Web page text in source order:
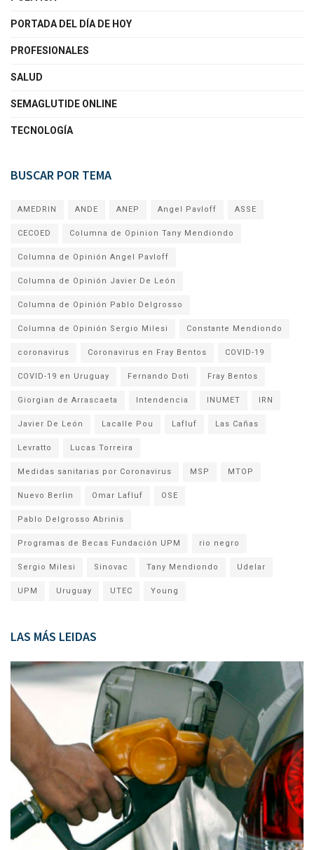
PORTADA DEL DÍA DE HOY
PROFESIONALES
SALUD
SEMAGLUTIDE ONLINE
TECNOLOGÍA
BUSCAR POR TEMA
AMEDRIN ANDE ANEP Angel Pavloff ASSE
CECOED Columna de Opinion Tany Mendiondo
Columna de Opinión Angel Pavloff
Columna de Opinión Javier De León
Columna de Opinión Pablo Delgrosso
Columna de Opinión Sergio Milesi Constante Mendiondo
coronavirus Coronavirus en Fray Bentos COVID-19
COVID-19 en Uruguay Fernando Doti Fray Bentos
Giorgian de Arrascaeta Intendencia INUMET IRN
Javier De León Lacalle Pou Lafluf Las Cañas
Levratto Lucas Torreira
Medidas sanitarias por Coronavirus MSP MTOP
Nuevo Berlin Omar Lafluf OSE
Pablo Delgrosso Abrinis
Programas de Becas Fundación UPM rio negro
Sergio Milesi Sinovac Tany Mendiondo Udelar
UPM Uruguay UTEC Young
LAS MÁS LEIDAS